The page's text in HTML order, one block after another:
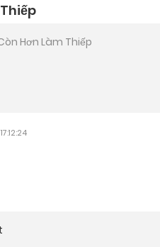
Hơn Làm Thiếp